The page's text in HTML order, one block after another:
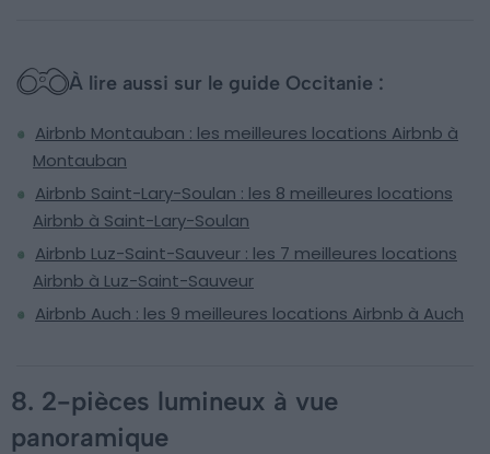
À lire aussi sur le guide Occitanie :
Airbnb Montauban : les meilleures locations Airbnb à
Montauban
Airbnb Saint-Lary-Soulan : les 8 meilleures locations
Airbnb à Saint-Lary-Soulan
Airbnb Luz-Saint-Sauveur : les 7 meilleures locations
Airbnb à Luz-Saint-Sauveur
Airbnb Auch : les 9 meilleures locations Airbnb à Auch
8. 2-pièces lumineux à vue
panoramique